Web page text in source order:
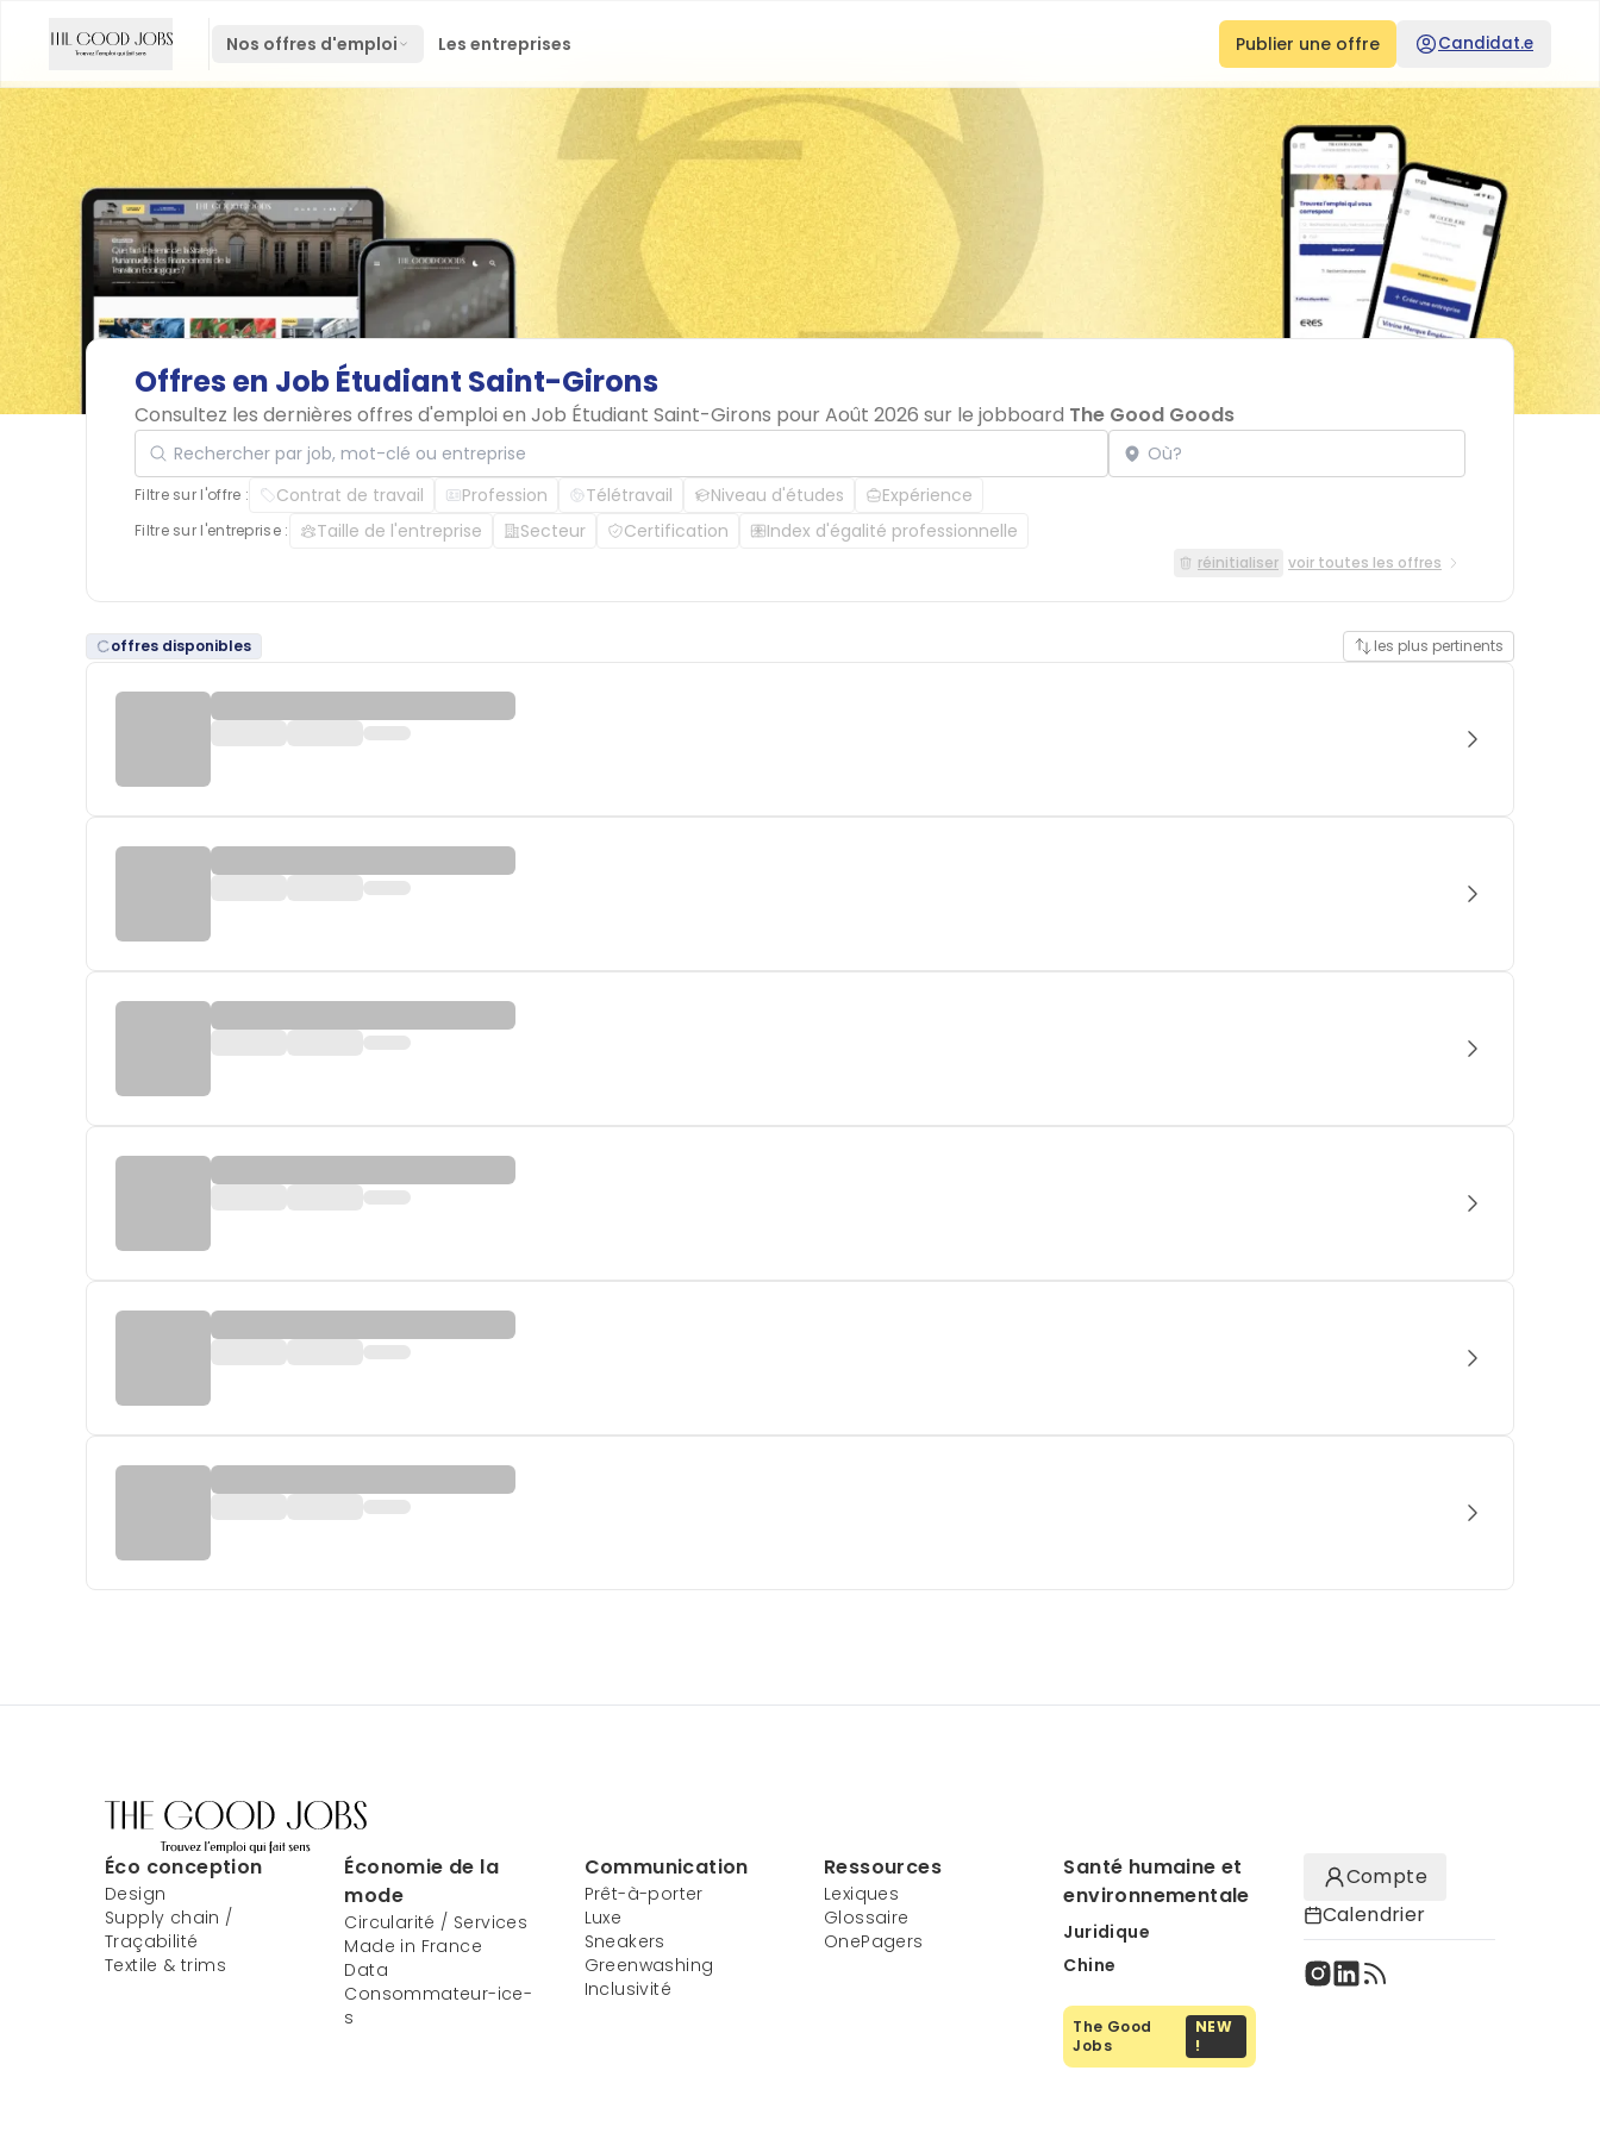
Nos offres d'emploi Les entreprises Publier une offre Candidat.e
Offres en JobÉtudiant Saint-Girons
Consultez les dernières offres d'emploi en Job Étudiant Saint-Girons pour Août 2026 sur le jobboard The Good Goods
Rechercher par job, mot-clé ou entreprise Localisation
Filtre sur l'offre : Contrat de travail Profession Télétravail Niveau d'études Expérience
Filtre sur l'entreprise : Taille de l'entreprise Secteur Certification Index d'égalité professionnelle
réinitialiser voir toutes les offres
offres disponibles les plus pertinents
Éco conception
Design
Supply chain /
Traçabilité
Textile & trims
Économie de la
mode
Circularité / Services
Made in France
Data
Consommateur-ice-
s
Communication
Prêt-à-porter
Luxe
Sneakers
Greenwashing
Inclusivité
Ressources
Lexiques
Glossaire
OnePagers
Santé humaine et
environnementale
Juridique
Chine
The Good
Jobs
NEW
!
Compte
Calendrier